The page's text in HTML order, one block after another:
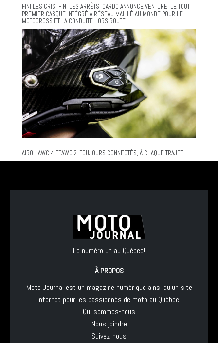
FINI LES CRIS. FINI LES ARRÊTS. CARDO ANNONCE VENTURE, LE TOUT
PREMIER CASQUE INTÉGRÉ À RÉSEAU MAILLÉ AU MONDE POUR LE
MOTOCROSS ET LA CONDUITE HORS ROUTE
AIROH AWC 4 ETAWC 2: TOUJOURS CONNECTÉS, À CHAQUE TRAJET
Le numéro un au Québec!
À PROPOS
Moto Journal est un magazine numérique ainsi qu'un site
internet pour les passionnés de moto au Québec!
Qui sommes-nous
Nous joindre
Suivez-nous